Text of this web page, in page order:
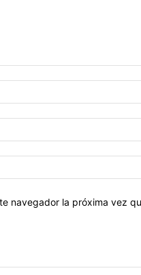
navegador la próxima vez